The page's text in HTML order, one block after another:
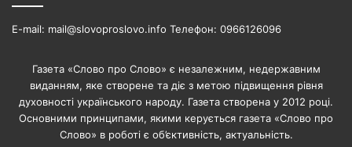
E-mail: mail@slovoproslovo.info Телефон: 0966126096
Газета «Слово про Слово» є незалежним, недержавним
виданням, яке створене та діє з метою підвищення рівня
духовності українського народу. Газета створена у 2012 році.
Основними принципами, якими керується газета «Слово про
Слово» в роботі є об’єктивність, актуальність.